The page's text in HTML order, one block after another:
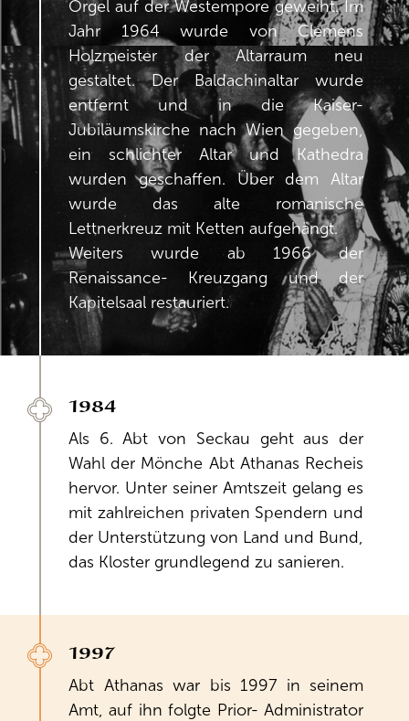
Orgel auf der Westempore geweiht. Im
Jahr 1964 wurde von Clemens
Holzmeister der Altarraum neu
gestaltet. Der Baldachinaltar wurde
entfernt und in die Kaiser-
Jubiläumskirche nach Wien gegeben,
ein schlichter Altar und Kathedra
wurden geschaffen. Über dem Altar
wurde das alte romanische
Lettnerkreuz mit Ketten aufgehängt.
Weiters wurde ab 1966 der
Renaissance- Kreuzgang und der
Kapitelsaal restauriert.
1984
Als 6. Abt von Seckau geht aus der
Wahl der Mönche Abt Athanas Recheis
hervor. Unter seiner Amtszeit gelang es
mit zahlreichen privaten Spendern und
der Unterstützung von Land und Bund,
das Kloster grundlegend zu sanieren.
1997
Abt Athanas war bis 1997 in seinem
Amt, auf ihn folgte Prior- Administrator